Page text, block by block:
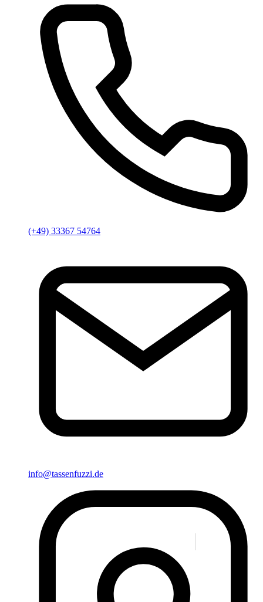
(+49) 33367 54764
info@tassenfuzzi.de